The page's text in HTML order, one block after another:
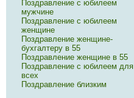
Поздравление с юбилеем
мужчине
Поздравление с юбилеем
женщине
Поздравление женщине-
бухгалтеру в 55
Поздравление женщине в 55
Поздравление с юбилеем для
всех
Поздравление близким